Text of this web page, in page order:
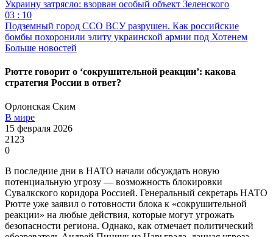
Украину затрясло: взорван особый объект Зеленского
03 : 10
Подземный город ССО ВСУ разрушен. Как российские
бомбы похоронили элиту украинской армии под Хотенем
Больше новостей
Рютте говорит о ‘сокрушительной реакции’: какова
стратегия России в ответ?
Орлонская Ским
В мире
15 февраля 2026
2123
0
В последние дни в НАТО начали обсуждать новую
потенциальную угрозу — возможность блокировки
Сувалкского коридора Россией. Генеральный секретарь НАТО
Рютте уже заявил о готовности блока к «сокрушительной
реакции» на любые действия, которые могут угрожать
безопасности региона. Однако, как отмечает политический